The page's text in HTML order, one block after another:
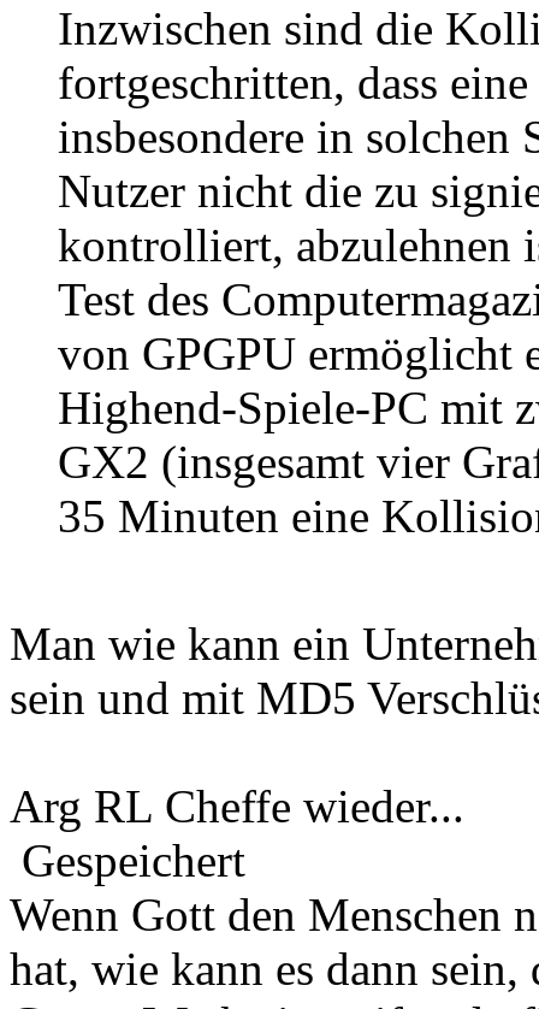
Inzwischen sind die
fortgeschritten, dass
insbesondere in solchen
Nutzer nicht die zu
kontrolliert, abzulehnen
Test des
von GPGPU ermöglicht
Highend-Spiele-PC mit
GX2 (insgesamt vier
35 Minuten eine
Man wie kann ein
sein und mit MD5
Arg RL Cheffe wieder...
Gespeichert
Wenn Gott den Menschen
hat, wie kann es dann